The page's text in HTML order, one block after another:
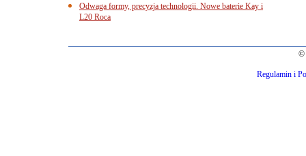
Odwaga formy, precyzja technologii. Nowe baterie Kay i
L20 Roca
©
Regulamin i